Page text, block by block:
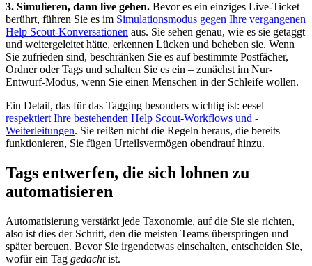
3. Simulieren, dann live gehen. Bevor es ein einziges Live-Ticket
berührt, führen Sie es im Simulationsmodus gegen Ihre vergangenen
Help Scout-Konversationen aus. Sie sehen genau, wie es sie getaggt
und weitergeleitet hätte, erkennen Lücken und beheben sie. Wenn
Sie zufrieden sind, beschränken Sie es auf bestimmte Postfächer,
Ordner oder Tags und schalten Sie es ein – zunächst im Nur-
Entwurf-Modus, wenn Sie einen Menschen in der Schleife wollen.
Ein Detail, das für das Tagging besonders wichtig ist: eesel
respektiert Ihre bestehenden Help Scout-Workflows und -
Weiterleitungen. Sie reißen nicht die Regeln heraus, die bereits
funktionieren, Sie fügen Urteilsvermögen obendrauf hinzu.
Tags entwerfen, die sich lohnen zu
automatisieren
Automatisierung verstärkt jede Taxonomie, auf die Sie sie richten,
also ist dies der Schritt, den die meisten Teams überspringen und
später bereuen. Bevor Sie irgendetwas einschalten, entscheiden Sie,
wofür ein Tag gedachtist.